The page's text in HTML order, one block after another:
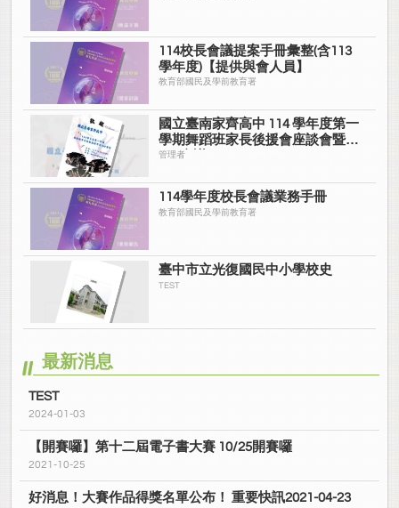
114校長會議提案手冊彙整(含113
學年度)【提供與會人員】
教育部國民及學前教育署
國立臺南家齊高中 114 學年度第一
學期舞蹈班家長後援會座談會暨
IGP會議
管理者
114學年度校長會議業務手冊
教育部國民及學前教育署
臺中市立光復國民中小學校史
TEST
最新消息
TEST
2024-01-03
【開賽囉】第十二屆電子書大賽 10/25開賽囉
2021-10-25
好消息！大賽作品得獎名單公布！ 重要快訊2021-04-23